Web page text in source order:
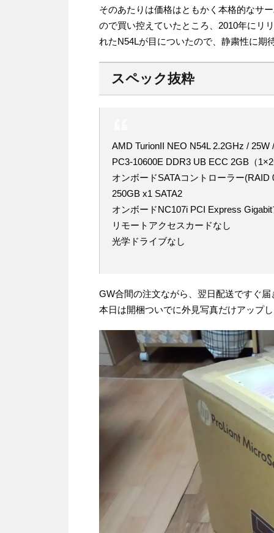
そのあたりは価格はともかく本格的なサ
ので買い控えていたところ、2010年にリ
れたN54Lが目についたので、静粛性に期
スペック抜粋
AMD TurionII NEO N54L 2.2GHz / 25W
PC3-10600E DDR3 UB ECC 2GB（
オンボードSATAコントローラー(RAID
250GB x1 SATA2
オンボードNC107i PCI Express
リモートアクセスカードなし
光学ドライブなし
GW合間の注文ながら、翌日配送ですぐ届
本日は開梱ついでに外見写真だけアップ